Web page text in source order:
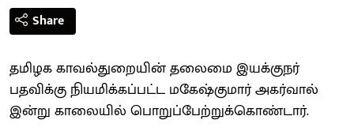
Share
தமிழக காவல்துறையின் தலைமை இயக்குநர்
பதவிக்கு நியமிக்கப்பட்ட மகேஷ்குமார் அகர்வால்
இன்று காலையில் பொறுப்பேற்றுக்கொண்டார்.